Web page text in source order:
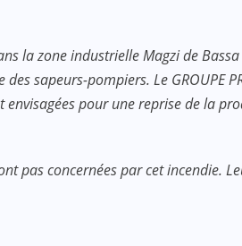
la zone industrielle Magzi de
sapeurs-pompiers. Le GROUPE
pour une reprise de la
pas concernées par cet